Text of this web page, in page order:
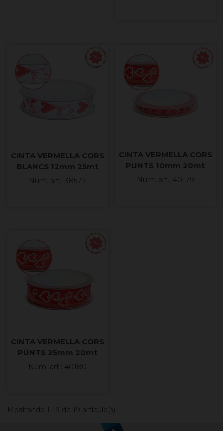
CINTA VERMELLA CORS
BLANCS 12mm 25mt
COTO
Núm. art.: 38577
CINTA VERMELLA CORS
PUNTS 10mm 20mt
COTO
Núm. art.: 40179
CINTA VERMELLA CORS
PUNTS 25mm 20mt
COTO
Núm. art.: 40180
Mostrando 1-19 de 19 artículo(s)